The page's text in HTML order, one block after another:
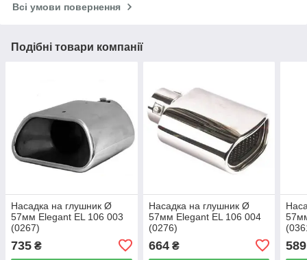
Всі умови повернення
Подібні товари компанії
Насадка на глушник Ø
57мм Elegant EL 106 003
(0267)
735 ₴
Насадка на глушник Ø
57мм Elegant EL 106 004
(0276)
664₴ 589